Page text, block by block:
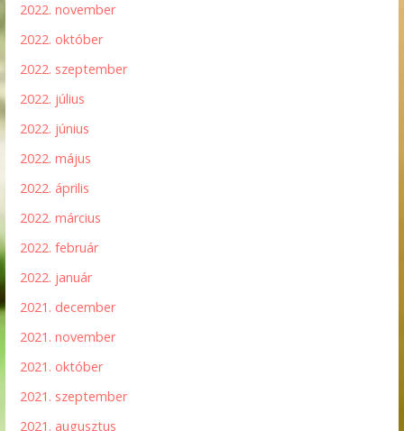
2022. november
2022. október
2022. szeptember
2022. július
2022. június
2022. május
2022. április
2022. március
2022. február
2022. január
2021. december
2021. november
2021. október
2021. szeptember
2021. augusztus